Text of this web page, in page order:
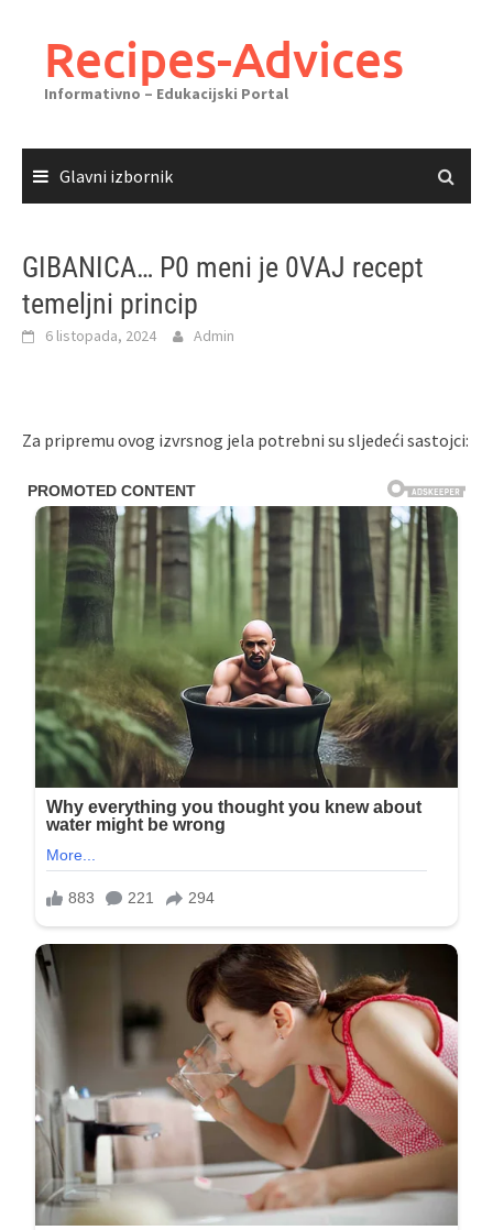
sadržajaRecipes-Advices
Informativno – Edukacijski Portal
Glavni izbornik
GIBANICA… P0 meni je 0VAJ recept
temeljni princip
6 listopada, 2024 Admin
Za pripremu ovog izvrsnog jela potrebni su sljedeći sastojci: